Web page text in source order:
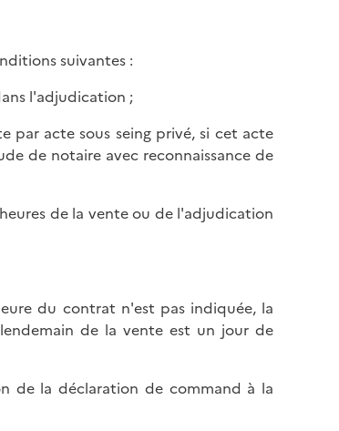
suivantes :
l'adjudication ;
par acte sous seing privé, si cet acte
de notaire avec reconnaissance de
de la vente ou de l'adjudication
du contrat n'est pas indiquée, la
de la vente est un jour de
de la déclaration de command à la